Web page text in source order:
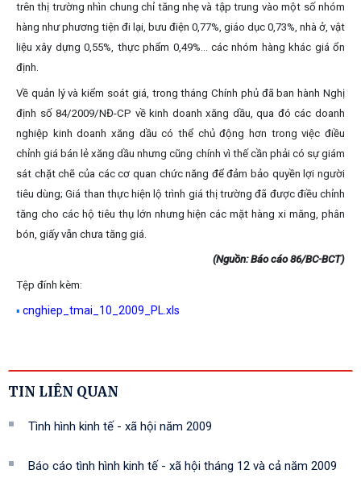
trên thị trường nhìn chung chỉ tăng nhẹ và tập trung vào một số nhóm
hàng như phương tiện đi lại, bưu điện 0,77%, giáo dục 0,73%, nhà ở, vật
liệu xây dựng 0,55%, thực phẩm 0,49%... các nhóm hàng khác giá ổn
định.
Về quản lý và kiểm soát giá, trong tháng Chính phủ đã ban hành Nghị
định số 84/2009/NĐ-CP về kinh doanh xăng dầu, qua đó các doanh
nghiệp kinh doanh xăng dầu có thể chủ động hơn trong việc điều
chỉnh giá bán lẻ xăng dầu nhưng cũng chính vì thế cần phải có sự giám
sát chặt chẽ của các cơ quan chức năng để đảm bảo quyền lợi người
tiêu dùng; Giá than thực hiện lộ trình giá thị trường đã được điều chỉnh
tăng cho các hộ tiêu thụ lớn nhưng hiện các mặt hàng xi măng, phân
bón, giấy vẫn chưa tăng giá.
(Nguồn: Báo cáo 86/BC-BCT)
Tệp đính kèm:
▪ cnghiep_tmai_10_2009_PL.xls
TIN LIÊN QUAN
Tình hình kinh tế - xã hội năm 2009
Báo cáo tình hình kinh tế - xã hội tháng 12 và cả năm 2009